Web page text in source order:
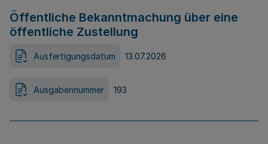
Öffentliche Bekanntmachung über eine
öffentliche Zustellung
Ausfertigungsdatum 13.07.2026
Ausgabennummer 193